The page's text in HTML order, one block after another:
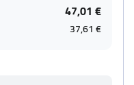
47,01 €
37,61 €